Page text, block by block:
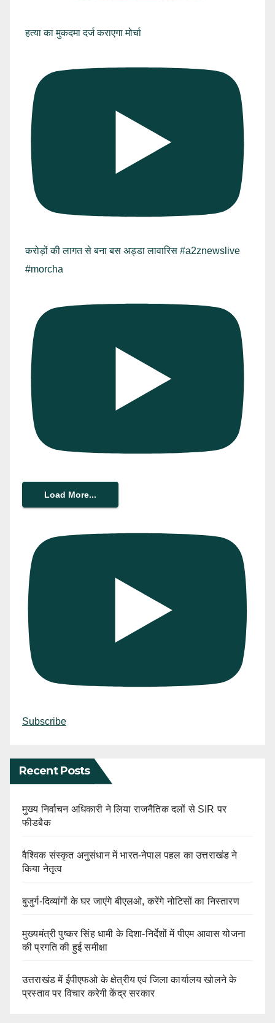
हत्या का मुकदमा दर्ज कराएगा मोर्चा
करोड़ों की लागत से बना बस अड्डा लावारिस #a2znewslive
#morcha
Load More...
Subscribe
Recent Posts
मुख्य निर्वाचन अधिकारी ने लिया राजनैतिक दलों से SIR पर
फीडबैक
वैश्विक संस्कृत अनुसंधान में भारत-नेपाल पहल का उत्तराखंड ने
किया नेतृत्व
बुजुर्ग-दिव्यांगों के घर जाएंगे बीएलओ, करेंगे नोटिसों का निस्तारण
मुख्यमंत्री पुष्कर सिंह धामी के दिशा-निर्देशों में पीएम आवास योजना
की प्रगति की हुई समीक्षा
उत्तराखंड में ईपीएफओ के क्षेत्रीय एवं जिला कार्यालय खोलने के
प्रस्ताव पर विचार करेगी केंद्र सरकार